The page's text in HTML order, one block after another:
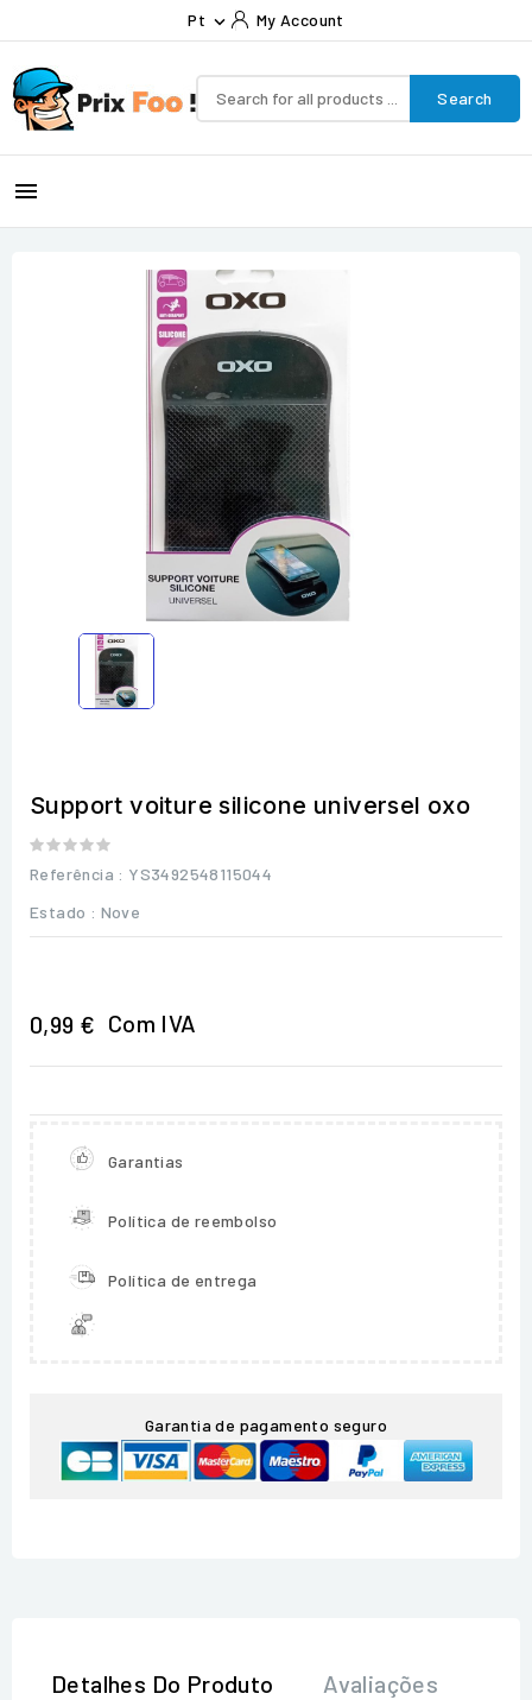
Pt  My Account
Search

Support voiture silicone universel oxo
Referência : YS3492548115044
Estado : Nove
0,99 € Com IVA
Garantias
Política de reembolso
Política de entrega
Garantia de pagamento seguro
Detalhes Do Produto Avaliações